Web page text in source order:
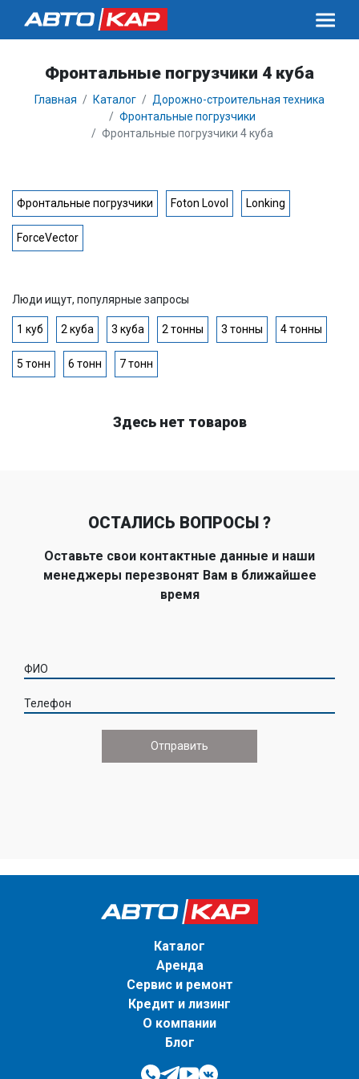
Фронтальные погрузчики 4 куба
Главная Каталог
Дорожно-строительная техника
Фронтальные погрузчики
Фронтальные погрузчики 4 куба
Фронтальные погрузчики Foton Lovol Lonking
ForceVector
Люди ищут, популярные запросы
1 куб 2 куба 3 куба 2 тонны 3 тонны 4 тонны
5 тонн 6 тонн 7 тонн
Здесь нет товаров
ОСТАЛИСЬ ВОПРОСЫ ?
Оставьте свои контактные данные и наши
менеджеры перезвонят Вам в ближайшее
время
ФИО
Телефон
Каталог
Аренда
Сервис и ремонт
Кредит и лизинг
О компании
Блог